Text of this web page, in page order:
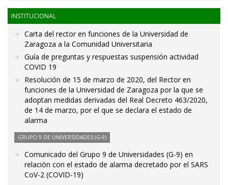
INSTITUCIONAL
Carta del rector en funciones de la Universidad de
Zaragoza a la Comunidad Universitaria
Guía de preguntas y respuestas suspensión actividad
COVID 19
Resolución de 15 de marzo de 2020, del Rector en
funciones de la Universidad de Zaragoza por la que se
adoptan medidas derivadas del Real Decreto 463/2020,
de 14 de marzo, por el que se declara el estado de
alarma
GRUPO 9 DE UNIVERSIDADES (G-9)
Comunicado del Grupo 9 de Universidades (G-9) en
relación con el estado de alarma decretado por el SARS
CoV-2 (COVID-19)